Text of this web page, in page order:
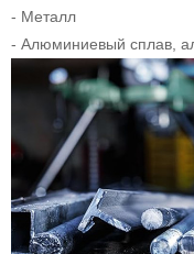
- Металл
- Алюминиевый сплав,